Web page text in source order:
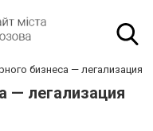
бизнеса — легализация
— легализация